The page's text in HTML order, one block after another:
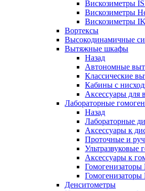
Вискозиметры
Вискозиметры
Вискозиметры
Вортексы
Высокодинамичные
Вытяжные шкафы
Назад
Автономные
Классические
Кабины с
Аксессуары
Лабораторные
Назад
Лабораторные
Аксессуары к
Проточные и
Ультразвуковые
Аксессуары к
Гомогенизаторы
Денситометры